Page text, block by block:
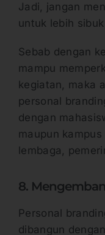
Jadi, jangan
untuk lebih
Sebab dengan
mampu
kegiatan, maka
personal
dengan
maupun
lembaga,
8.
Personal
dibangun